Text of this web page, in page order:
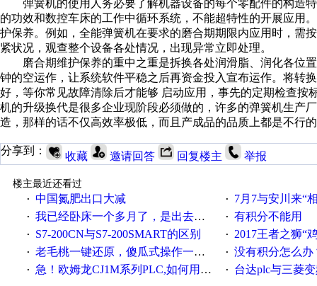
弹簧机的使用人务必要了解机器设备的每个零配件的构造
的功效和数控车床的工作中循环系统，不能超特性的开展应用
护保养。例如，全能弹簧机在要求的磨合期期限内应用时，需
紧状况，观查整个设备各处情况，出现异常立即处理。
磨合期维护保养的重中之重是拆换各处润滑脂、润化各位
钟的空运作，让系统软件平稳之后再资金投入宣布运作。将转
好，等你常见故障清除后才能够 启动应用，事先的定期检查
机的升级换代是很多企业现阶段必须做的，许多的弹簧机生产
造，那样的话不仅高效率极低，而且产成品的品质上都是不行
分享到： 收藏 邀请回答 回复楼主 举报
楼主最近还看过
· 中国氮肥出口大减 · 7月7与安川来“
· 我已经卧床一个多月了，是出去安装机械手在高速遭遇车祸所致:大家工作都要特别注意啊 · 有积分不能用
· S7-200CN与S7-200SMART的区别 · 2017王者之狮“鸡”情签到
· 老毛桃一键还原，傻瓜式操作一键轻松备份还原；程序为向导式安装，一键即可实现自动备份或还原系统。 · 没有积分怎么办
· 急！欧姆龙CJ1M系列PLC,如何用时间控制变频器。要求时间在组态王中可以自由输入！拜托各位大神了！ · 台达plc与三菱